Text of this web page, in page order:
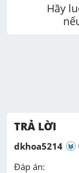
Hãy
TRẢ LỜI
dkhoa5214
Đáp án: